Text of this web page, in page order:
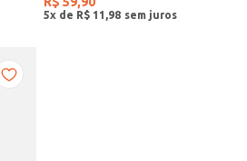
5x de R$ 11 98